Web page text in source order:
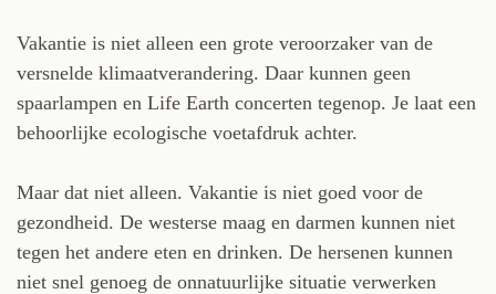
Vakantie is niet alleen een grote veroorzaker van de
versnelde klimaatverandering. Daar kunnen geen
spaarlampen en Life Earth concerten tegenop. Je laat een
behoorlijke ecologische voetafdruk achter.
Maar dat niet alleen. Vakantie is niet goed voor de
gezondheid. De westerse maag en darmen kunnen niet
tegen het andere eten en drinken. De hersenen kunnen
niet snel genoeg de onnatuurlijke situatie verwerken